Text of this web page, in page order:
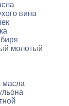
вина
молотый
масла